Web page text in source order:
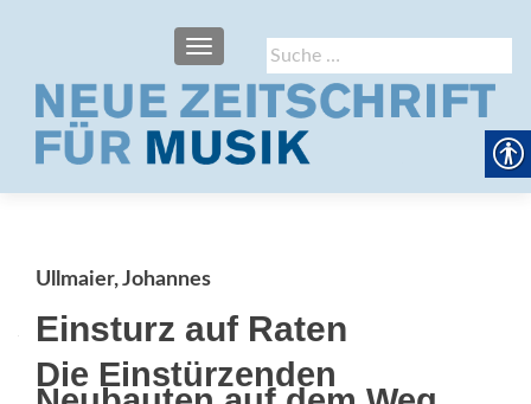
Suche
nach:
SCHALTE NAVIGATION
Ullmaier, Johannes
Einsturz auf Raten
Die Einstürzenden